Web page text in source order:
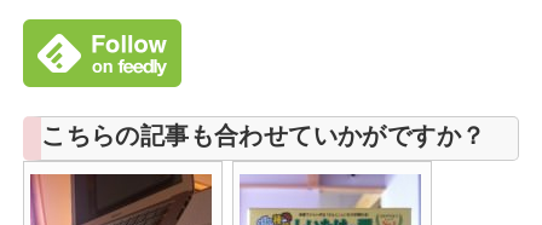
こちらの記事も合わせていかがですか？